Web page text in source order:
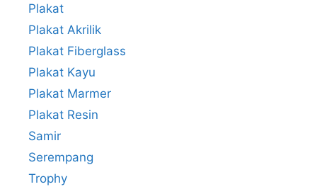
Plakat
Plakat Akrilik
Plakat Fiberglass
Plakat Kayu
Plakat Marmer
Plakat Resin
Samir
Serempang
Trophy